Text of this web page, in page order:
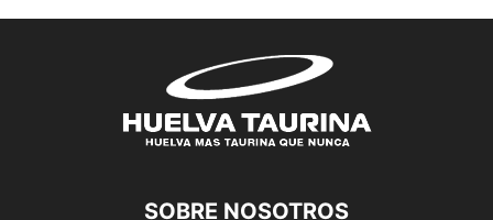
SOBRE NOSOTROS